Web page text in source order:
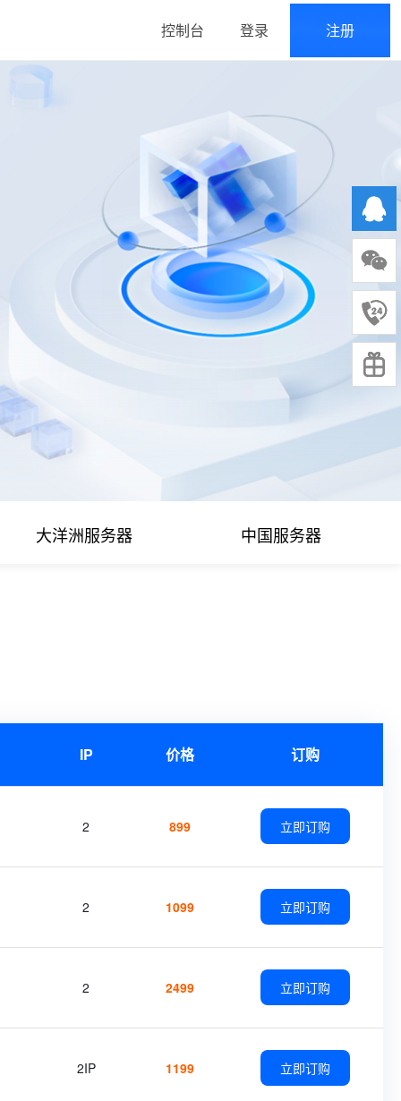
控制台 登录 注册
大洋洲服务器 中国服务器
IP 价格 订购
2 899 立即订购
2 1099 立即订购
2 2499 立即订购
2IP 1199 立即订购